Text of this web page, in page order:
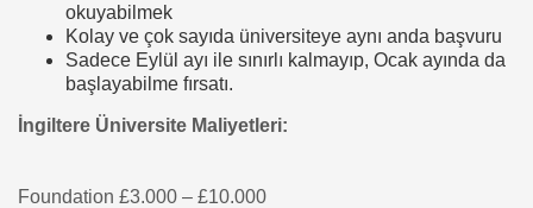
okuyabilmek
Kolay ve çok sayıda üniversiteye aynı anda başvuru
Sadece Eylül ayı ile sınırlı kalmayıp, Ocak ayında da
başlayabilme fırsatı.
İngiltere Üniversite Maliyetleri:
Foundation £3.000 – £10.000